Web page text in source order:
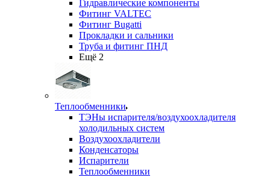
Гидравлические компоненты
Фитинг VALTEC
Фитинг Bugatti
Прокладки и сальники
Труба и фитинг ПНД
Ещё 2
Теплообменники
ТЭНы испарителя/воздухоохладителя
холодильных систем
Воздухоохладители
Конденсаторы
Испарители
Теплообменники